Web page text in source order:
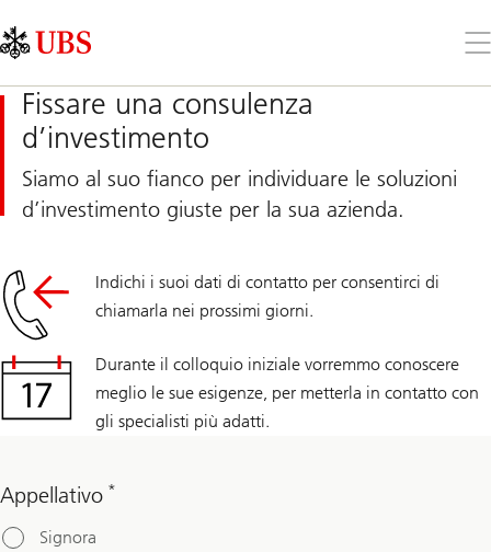
Links
Area
il
Fissare una consulenza
d’investimento
Siamo al suo fianco per individuare le soluzioni
d’investimento giuste per la sua azienda.
Indichi i suoi dati di contatto per consentirci di
chiamarla nei prossimi giorni.
Durante il colloquio iniziale vorremmo conoscere
meglio le sue esigenze, per metterla in contatto con
gli specialisti più adatti.
QR
number
Appellativo *
Signora